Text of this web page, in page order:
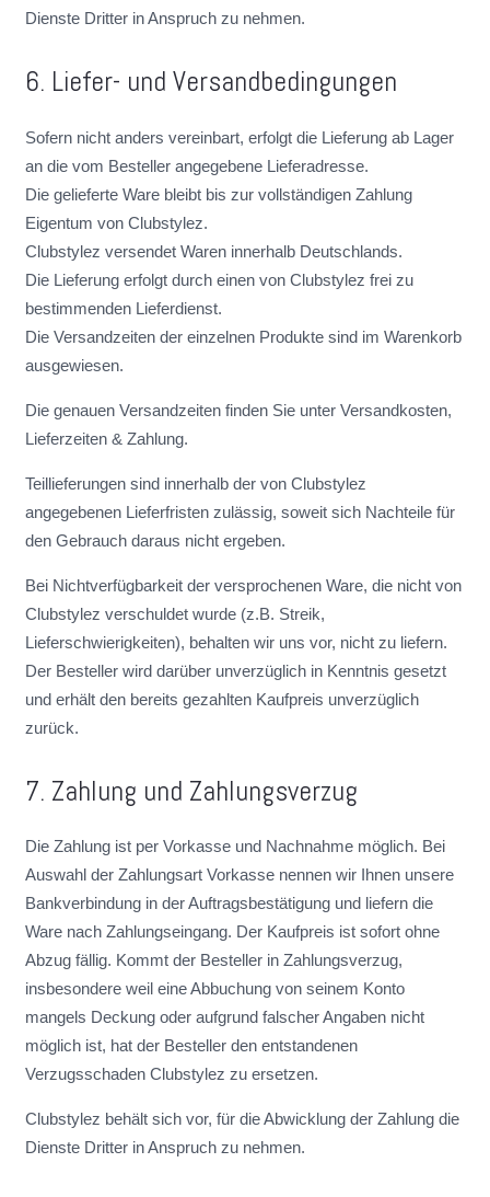
Dienste Dritter in Anspruch zu nehmen.
6. Liefer- und Versandbedingungen
Sofern nicht anders vereinbart, erfolgt die Lieferung ab Lager
an die vom Besteller angegebene Lieferadresse.
Die gelieferte Ware bleibt bis zur vollständigen Zahlung
Eigentum von Clubstylez.
Clubstylez versendet Waren innerhalb Deutschlands.
Die Lieferung erfolgt durch einen von Clubstylez frei zu
bestimmenden Lieferdienst.
Die Versandzeiten der einzelnen Produkte sind im Warenkorb
ausgewiesen.
Die genauen Versandzeiten finden Sie unter Versandkosten,
Lieferzeiten & Zahlung.
Teillieferungen sind innerhalb der von Clubstylez
angegebenen Lieferfristen zulässig, soweit sich Nachteile für
den Gebrauch daraus nicht ergeben.
Bei Nichtverfügbarkeit der versprochenen Ware, die nicht von
Clubstylez verschuldet wurde (z.B. Streik,
Lieferschwierigkeiten), behalten wir uns vor, nicht zu liefern.
Der Besteller wird darüber unverzüglich in Kenntnis gesetzt
und erhält den bereits gezahlten Kaufpreis unverzüglich
zurück.
7. Zahlung und Zahlungsverzug
Die Zahlung ist per Vorkasse und Nachnahme möglich. Bei
Auswahl der Zahlungsart Vorkasse nennen wir Ihnen unsere
Bankverbindung in der Auftragsbestätigung und liefern die
Ware nach Zahlungseingang. Der Kaufpreis ist sofort ohne
Abzug fällig. Kommt der Besteller in Zahlungsverzug,
insbesondere weil eine Abbuchung von seinem Konto
mangels Deckung oder aufgrund falscher Angaben nicht
möglich ist, hat der Besteller den entstandenen
Verzugsschaden Clubstylez zu ersetzen.
Clubstylez behält sich vor, für die Abwicklung der Zahlung die
Dienste Dritter in Anspruch zu nehmen.